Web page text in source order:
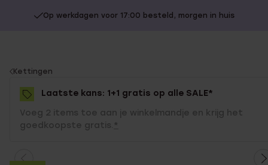
Op werkdagen voor 17:00 besteld, morgen in huis
You
are
here:
Kettingen
Laatste kans: 1+1 gratis op alle SALE*
Voeg 2 items toe aan je winkelmandje en krijg het
goedkoopste gratis. *